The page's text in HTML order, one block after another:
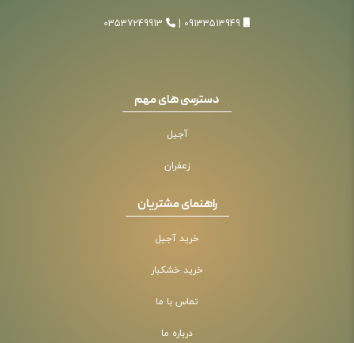
09133513949
03537249913
دسترسی های مهم
آجیل
زعفران
راهنمای مشتریان
خرید آجیل
خرید خشکبار
تماس با ما
درباره ما